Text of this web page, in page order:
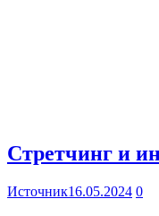
Стретчинг и
Источник16.05.2024 0